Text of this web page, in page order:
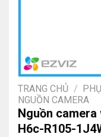
TRANG CHỦ /
NGUỒN CAMERA
Nguồn
H6c-R105-